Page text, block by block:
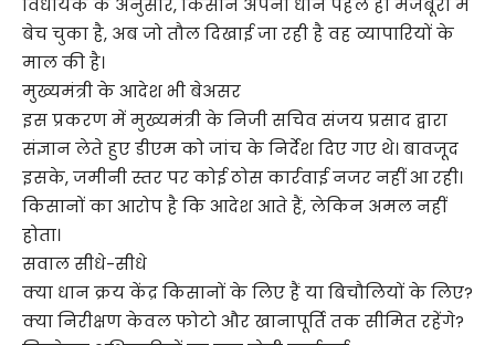
विधायक के अनुसार, किसान अपना धान पहले ही मजबूरी में
बेच चुका है, अब जो तौल दिखाई जा रही है वह व्यापारियों के
माल की है।
मुख्यमंत्री के आदेश भी बेअसर
इस प्रकरण में मुख्यमंत्री के निजी सचिव संजय प्रसाद द्वारा
संज्ञान लेते हुए डीएम को जांच के निर्देश दिए गए थे। बावजूद
इसके, जमीनी स्तर पर कोई ठोस कार्रवाई नजर नहीं आ रही।
किसानों का आरोप है कि आदेश आते हैं, लेकिन अमल नहीं
होता।
सवाल सीधे-सीधे
क्या धान क्रय केंद्र किसानों के लिए हैं या बिचौलियों के लिए?
क्या निरीक्षण केवल फोटो और खानापूर्ति तक सीमित रहेंगे?